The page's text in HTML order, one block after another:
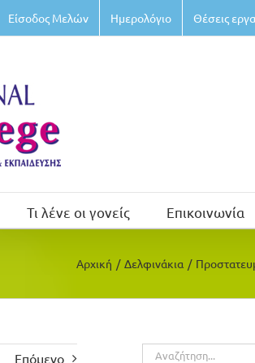
Είσοδος Μελών Ημερολόγιο Θέσεις
Τι λένε οι γονείς Επικοινωνία
Αρχική / Δελφινάκια /
Επόμενο
Αναζήτηση